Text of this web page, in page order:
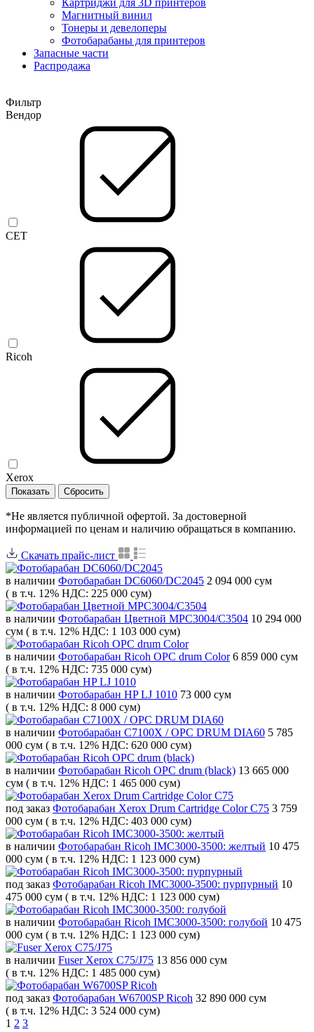
Магнитный винил
Тонеры и девелоперы
Фотобарабаны для принтеров
Запасные части
Распродажа
Фильтр
Вендор
CET
Ricoh
Xerox
*Не является публичной офертой. За достоверной
информацией по ценам и наличию обращаться в компанию.
Скачать прайс-лист
в наличии Фотобарабан DC6060/DC2045 2 094 000 сум
( в т.ч. 12% НДС: 225 000 сум)
в наличии Фотобарабан Цветной MPC3004/C3504 10 294 000
сум ( в т.ч. 12% НДС: 1 103 000 сум)
в наличии Фотобарабан Ricoh OPC drum Color 6 859 000 сум
( в т.ч. 12% НДС: 735 000 сум)
в наличии Фотобарабан HP LJ 1010 73 000 сум
( в т.ч. 12% НДС: 8 000 сум)
в наличии Фотобарабан C7100X / OPC DRUM DIA60 5 785
000 сум ( в т.ч. 12% НДС: 620 000 сум)
в наличии Фотобарабан Ricoh OPC drum (black) 13 665 000
сум ( в т.ч. 12% НДС: 1 465 000 сум)
под заказ Фотобарабан Xerox Drum Cartridge Color C75 3 759
000 сум ( в т.ч. 12% НДС: 403 000 сум)
в наличии Фотобарабан Ricoh IMC3000-3500: желтый 10 475
000 сум ( в т.ч. 12% НДС: 1 123 000 сум)
под заказ Фотобарабан Ricoh IMC3000-3500: пурпурный 10
475 000 сум ( в т.ч. 12% НДС: 1 123 000 сум)
в наличии Фотобарабан Ricoh IMC3000-3500: голубой 10 475
000 сум ( в т.ч. 12% НДС: 1 123 000 сум)
в наличии Fuser Xerox C75/J75 13 856 000 сум
( в т.ч. 12% НДС: 1 485 000 сум)
под заказ Фотобарабан W6700SP Ricoh 32 890 000 сум
( в т.ч. 12% НДС: 3 524 000 сум)
1 2 3